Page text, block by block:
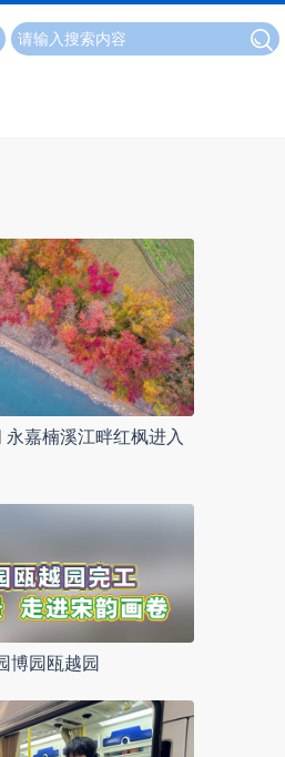
永嘉楠溪江畔红枫进入
博园瓯越园